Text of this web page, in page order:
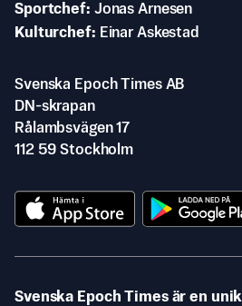
Sportchef Jonas Arnesen
Kulturchef
Einar Askestad
Svenska Epoch Times AB
DN-skrapan
Rålambsvägen 17
112 59 Stockholm
Svenska Epoch Times är en